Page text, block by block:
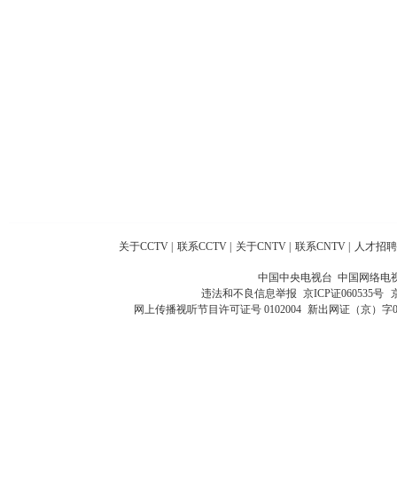
关于CCTV 联系CCTV 关于CNTV 联系CNTV 人才招聘
中国中央电视台 中国网络电
违法和不良信息举报 京ICP证060535号
网上传播视听节目许可证号 0102004 新出网证（京）